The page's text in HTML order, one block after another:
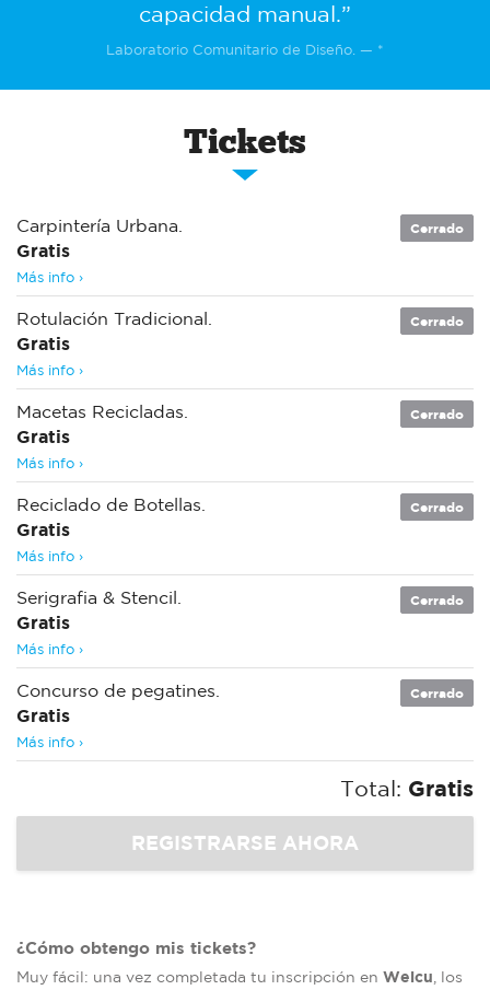
capacidad manual.”
Laboratorio Comunitario de Diseño. — *
Tickets
Carpintería Urbana.
Gratis
Más info ›
Cerrado
Rotulación Tradicional.
Gratis
Más info ›
Cerrado
Macetas Recicladas.
Gratis
Más info ›
Cerrado
Reciclado de Botellas.
Gratis
Más info ›
Cerrado
Serigrafia & Stencil.
Gratis
Más info ›
Cerrado
Concurso de pegatines.
Gratis
Más info ›
Cerrado
Total: Gratis
¿Cómo obtengo mis tickets?
Muy fácil: una vez completada tu inscripción en Welcu , los